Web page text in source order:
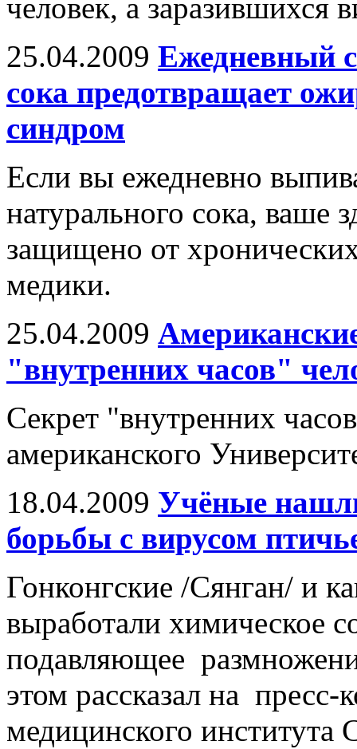
человек, а заразившихся
25.04.2009 Ежедневный
сока предотвращает
синдром
Если вы ежедневно
натурального сока, ваше
защищено от
медики.
25.04.2009
"внутренних часов"
Секрет "внутренних
американского
18.04.2009 Учёные
борьбы с вирусом
Гонконгские /Сянган/ и
выработали химическое
подавляющее
этом рассказал на
медицинского института